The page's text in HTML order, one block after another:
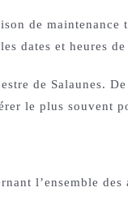
de
dates et heures
de Salaunes.
le plus souvent
l’ensemble des